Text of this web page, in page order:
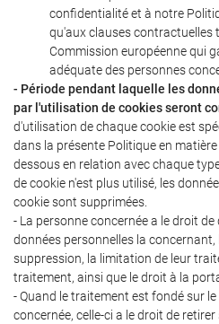
confidentialité et à notre
qu'aux clauses contractuelles
Commission européenne qui
adéquate des personnes
- Période pendant laquelle les
par l'utilisation de cookies seront
d'utilisation de chaque cookie est
dans la présente Politique en
dessous en relation avec chaque
de cookie n'est plus utilisé, les
cookie sont supprimées.
- La personne concernée a le droit
données personnelles la
suppression, la limitation de leur
traitement, ainsi que le droit à la
- Quand le traitement est fondé sur
concernée, celle-ci a le droit de